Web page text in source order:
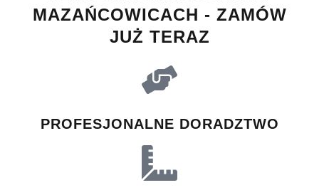
MAZAŃCOWICACH - ZAMÓW
JUŻ TERAZ
PROFESJONALNE DORADZTWO